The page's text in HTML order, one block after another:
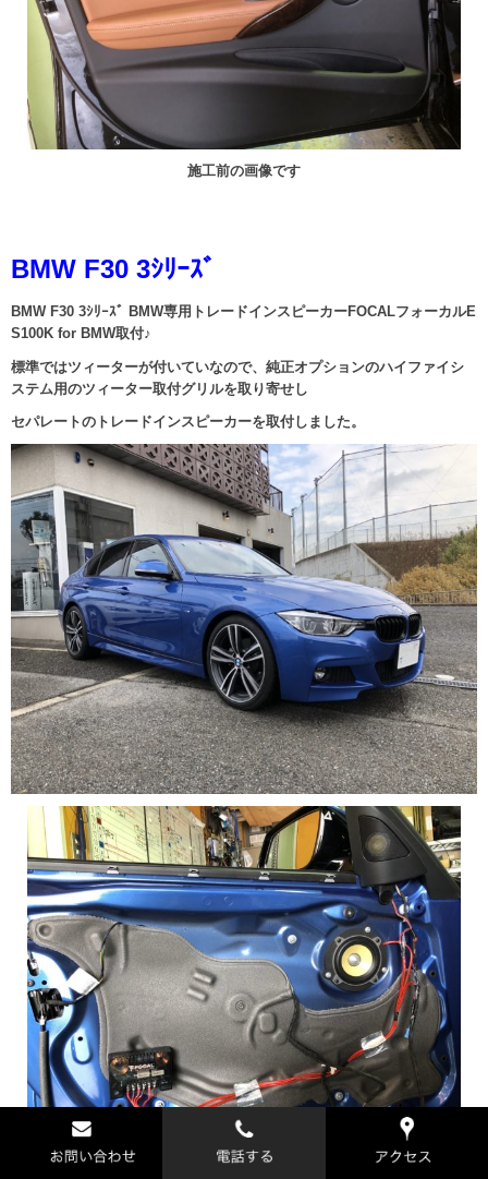
施工前の画像です
BMW F30 3ｼﾘｰｽﾞ
BMW F30 3ｼﾘｰｽﾞ BMW専用トレードインスピーカーFOCALフォーカルE
S100K for BMW取付♪
標準ではツィーターが付いていなので、純正オプションのハイファイシ
ステム用のツィーター取付グリルを取り寄せし
セパレートのトレードインスピーカーを取付しました。
今回はデッドニング施工してませんが、